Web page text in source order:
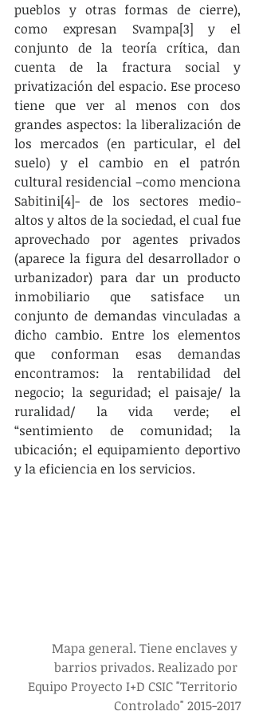
pueblos y otras formas de cierre),
como expresan Svampa[3] y el
conjunto de la teoría crítica, dan
cuenta de la fractura social y
privatización del espacio. Ese proceso
tiene que ver al menos con dos
grandes aspectos: la liberalización de
los mercados (en particular, el del
suelo) y el cambio en el patrón
cultural residencial –como menciona
Sabitini[4]- de los sectores medio-
altos y altos de la sociedad, el cual fue
aprovechado por agentes privados
(aparece la figura del desarrollador o
urbanizador) para dar un producto
inmobiliario que satisface un
conjunto de demandas vinculadas a
dicho cambio. Entre los elementos
que conforman esas demandas
encontramos: la rentabilidad del
negocio; la seguridad; el paisaje/ la
ruralidad/ la vida verde; el
“sentimiento de comunidad; la
ubicación; el equipamiento deportivo
y la eficiencia en los servicios.
Mapa general. Tiene enclaves y
barrios privados. Realizado por
Equipo Proyecto I+D CSIC "Territorio
Controlado" 2015-2017